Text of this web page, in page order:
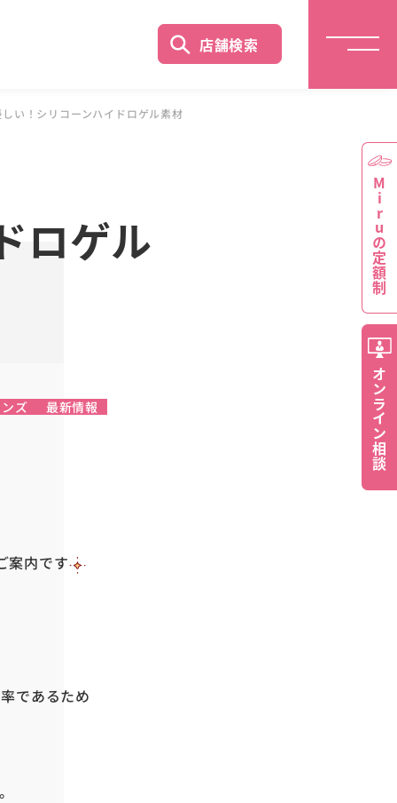
店舗検索
い！シリコーンハイドロゲル素材
ロゲル
ズ 最新情報
案内です
であるため
Miruの定額制
オンライン相談